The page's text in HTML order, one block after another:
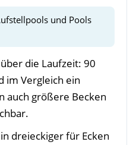
und Pools
die Laufzeit: 90
im Vergleich ein
auch größere Becken
dreieckiger für Ecken